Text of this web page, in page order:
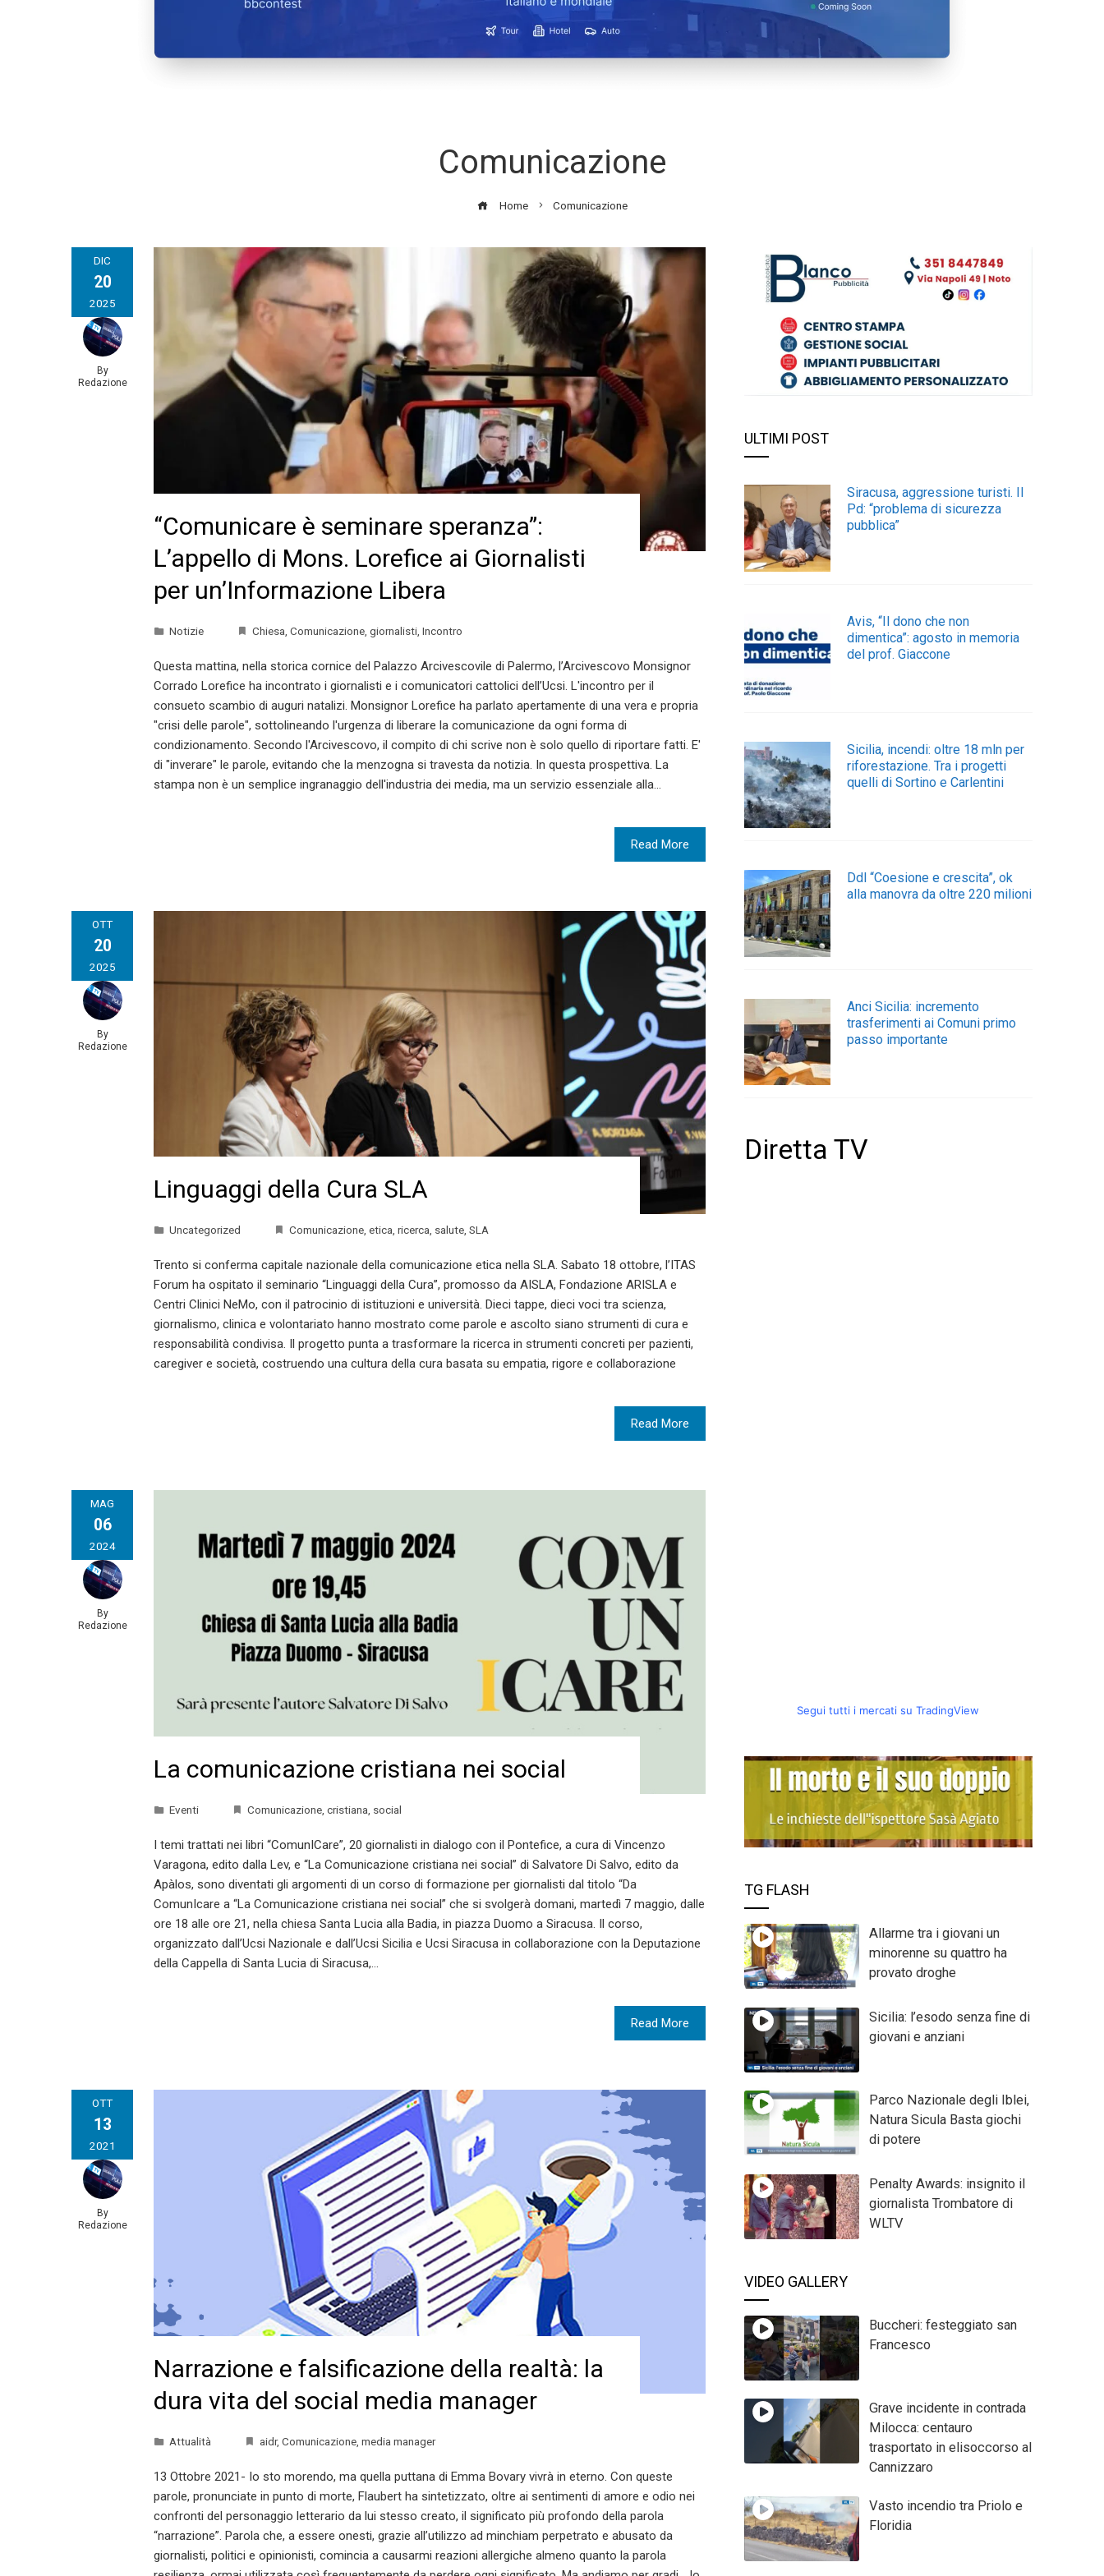
Comunicazione
Home Comunicazione
DIC
20
2025
By
Redazione
“Comunicare è seminare speranza”:
L’appello di Mons. Lorefice ai Giornalisti
per un’Informazione Libera
Notizie Chiesa Comunicazione giornalisti Incontro
Questa mattina, nella storica cornice del Palazzo Arcivescovile di Palermo, l’Arcivescovo Monsignor
Corrado Lorefice ha incontrato i giornalisti e i comunicatori cattolici dell’Ucsi. L'incontro per il
consueto scambio di auguri natalizi. Monsignor Lorefice ha parlato apertamente di una vera e propria
"crisi delle parole", sottolineando l'urgenza di liberare la comunicazione da ogni forma di
condizionamento. Secondo l'Arcivescovo, il compito di chi scrive non è solo quello di riportare fatti. E'
di "inverare" le parole, evitando che la menzogna si travesta da notizia. In questa prospettiva. La
stampa non è un semplice ingranaggio dell'industria dei media, ma un servizio essenziale alla…
Read More
OTT
20
2025
By
Redazione
Linguaggi della Cura SLA
Uncategorized Comunicazione, etica, ricerca, salute, SLA
Trento si conferma capitale nazionale della comunicazione etica nella SLA. Sabato 18 ottobre, l’ITAS
Forum ha ospitato il seminario “Linguaggi della Cura”, promosso da AISLA, Fondazione ARISLA e
Centri Clinici NeMo, con il patrocinio di istituzioni e università. Dieci tappe, dieci voci tra scienza,
giornalismo, clinica e volontariato hanno mostrato come parole e ascolto siano strumenti di cura e
responsabilità condivisa. Il progetto punta a trasformare la ricerca in strumenti concreti per pazienti,
caregiver e società, costruendo una cultura della cura basata su empatia, rigore e collaborazione
Read More
MAG
06
2024
By
Redazione
La comunicazione cristiana nei social
Eventi Comunicazione cristiana social
I temi trattati nei libri “ComunICare”, 20 giornalisti in dialogo con il Pontefice, a cura di Vincenzo
Varagona, edito dalla Lev, e “La Comunicazione cristiana nei social” di Salvatore Di Salvo, edito da
Apàlos, sono diventati gli argomenti di un corso di formazione per giornalisti dal titolo “Da
ComunIcare a “La Comunicazione cristiana nei social” che si svolgerà domani, martedì 7 maggio, dalle
ore 18 alle ore 21, nella chiesa Santa Lucia alla Badia, in piazza Duomo a Siracusa. Il corso,
organizzato dall’Ucsi Nazionale e dall’Ucsi Sicilia e Ucsi Siracusa in collaborazione con la Deputazione
della Cappella di Santa Lucia di Siracusa,…
Read More
OTT
13
2021
By
Redazione
Narrazione e falsificazione della realtà: la
dura vita del social media manager
Attualità aidr, Comunicazione media manager
13 Ottobre 2021- Io sto morendo, ma quella puttana di Emma Bovary vivrà in eterno. Con queste
parole, pronunciate in punto di morte, Flaubert ha sintetizzato, oltre ai sentimenti di amore e odio nei
confronti del personaggio letterario da lui stesso creato, il significato più profondo della parola
“narrazione”. Parola che, a essere onesti, grazie all’utilizzo ad minchiam perpetrato e abusato da
giornalisti, politici e opinionisti, comincia a causarmi reazioni allergiche almeno quanto la parola
ULTIMI POST
Siracusa, aggressione turisti. Il
Pd: “problema di sicurezza
pubblica”
Avis, “Il dono che non
dimentica”: agosto in memoria
del prof. Giaccone
Sicilia, incendi: oltre 18 mln per
riforestazione. Tra i progetti
quelli di Sortino e Carlentini
Ddl “Coesione e crescita”, ok
alla manovra da oltre 220 milioni
Anci Sicilia: incremento
trasferimenti ai Comuni primo
passo importante
Diretta TV
Segui tutti i mercati su TradingView
TG FLASH
Allarme tra i giovani un
minorenne su quattro ha
provato droghe
Sicilia: l’esodo senza fine di
giovani e anziani
Parco Nazionale degli Iblei,
Natura Sicula Basta giochi
di potere
Penalty Awards: insignito il
giornalista Trombatore di
WLTV
VIDEO GALLERY
Buccheri: festeggiato san
Francesco
Grave incidente in contrada
Milocca: centauro
trasportato in elisoccorso al
Cannizzaro
Vasto incendio tra Priolo e
Floridia